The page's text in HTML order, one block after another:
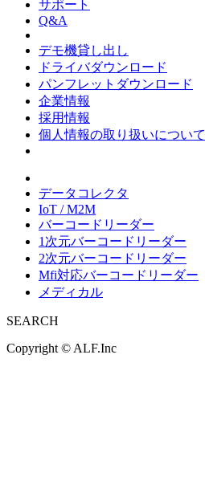
サポート
Q&A
デモ機貸し出し
ドライバダウンロード
パンフレットダウンロード
企業情報
採用情報
個人情報の取り扱いについて
データコレクタ
IoT / M2M
バーコードリーダー
1次元バーコードリーダー
2次元バーコードリーダー
Mfi対応バーコードリーダー
メディカル
SEARCH
Copyright © ALF.Inc